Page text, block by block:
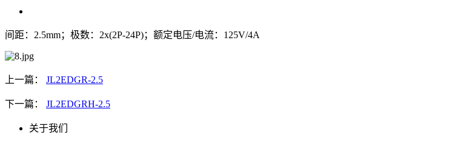
间距：2.5mm；极数：2x(2P-24P)；额定电压/电流：125V/4A
上一篇： JL2EDGR-2.5
下一篇： JL2EDGRH-2.5
关于我们